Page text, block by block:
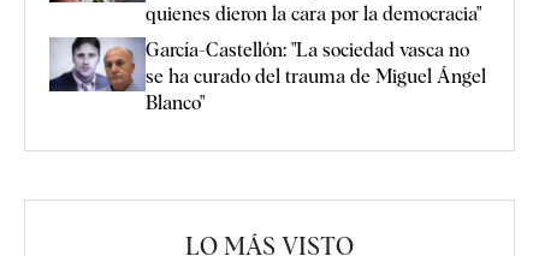
quienes dieron la cara por la democracia"
García-Castellón: "La sociedad vasca no
se ha curado del trauma de Miguel Ángel
Blanco"
LO MÁS VISTO